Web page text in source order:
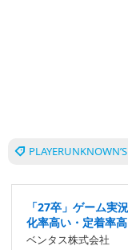
「27卒」ゲーム実
化率高い・定着率
ベンタス株式会社